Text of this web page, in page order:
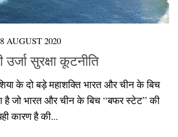
8 AUGUST 2020
सुरक्षा कूटनीति
के दो बड़े महाशक्ति भारत और चीन के बिच
जो भारत और चीन के बिच “बफर स्टेट” की
कारण है की...